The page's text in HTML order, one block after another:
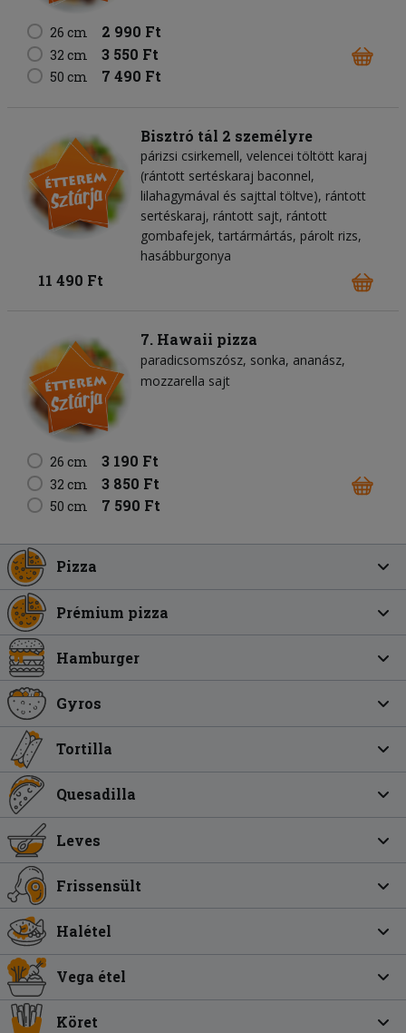
26 cm 2 990 Ft
32 cm 3 550 Ft
50 cm 7 490 Ft
Bisztró tál 2 személyre
párizsi csirkemell, velencei töltött karaj
(rántott sertéskaraj baconnel,
lilahagymával és sajttal töltve), rántott
sertéskaraj, rántott sajt, rántott
gombafejek, tartármártás, párolt rizs,
hasábburgonya
11 490 Ft
7. Hawaii pizza
paradicsomszósz sonka ananász
mozzarella sajt
26 cm 3 190 Ft
32 cm 3 850 Ft
50 cm 7 590 Ft
Pizza
Prémium pizza
Hamburger
Gyros
Tortilla
Quesadilla
Leves
Frissensült
Halétel
Vega étel
Köret